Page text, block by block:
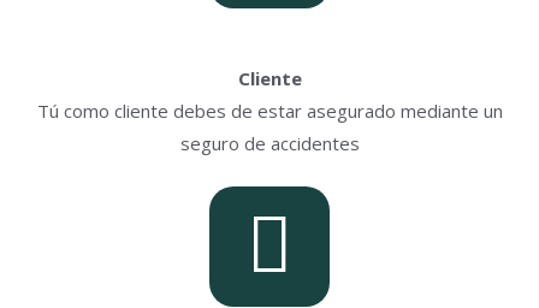
Cliente
Tú como cliente debes de estar asegurado mediante un
seguro de accidentes